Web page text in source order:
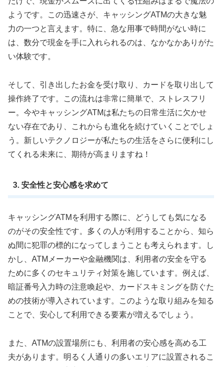
ようです。この迅速さが、キャッシングATMの大きな魅
力の一つと言えます。特に、急な用事で時間がない時に
は、数分で現金を手に入れられるのは、なかなかありがた
い体験です。
そして、引き出したお金を受け取り、カードを取り出して
操作終了です。この流れは非常に簡単で、ストレスフリ
ー。今やキャッシングATMは私たちの日常生活に欠かせ
ない存在であり、これからも進化を続けていくことでしょ
う。新しいテクノロジーが私たちの生活をさらに便利にし
てくれる未来に、期待が高まりますね！
3. 安全性と安心感を求めて
キャッシングATMを利用する際に、どうしても気になる
のがその安全性です。多くの人が利用することから、知ら
ぬ間に犯罪の標的になってしまうことも考えられます。し
かし、ATMメーカーや金融機関は、利用者の安全を守る
ために多くのセキュリティ対策を施しています。例えば、
暗証番号入力時の注意喚起や、カードスキミングを防ぐた
めの技術が導入されています。このような取り組みを知る
ことで、安心して利用できる要素が増えるでしょう。
また、ATMの設置場所にも、利用者の安心感を高める工
夫があります。明るく人通りの多いエリアに設置されるこ